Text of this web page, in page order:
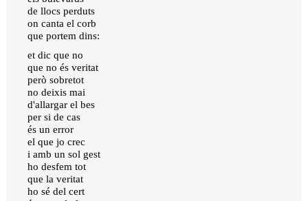
de llocs perduts
on canta el corb
que portem dins:
et dic que no
que no és veritat
però sobretot
no deixis mai
d'allargar el bes
per si de cas
és un error
el que jo crec
i amb un sol gest
ho desfem tot
que la veritat
ho sé del cert